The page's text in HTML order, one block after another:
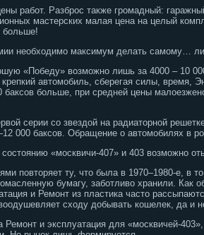
работ. Разброс также громадный:
мастерских малая цена на целый
больше!
необходимо максимум делать самому…
«Победу» возможно лишь за 4000 – 10
автомобиль, сберегая силы, время,
баксов больше, при средней цены
серии со звездой на радиаторной
000 баксов. Обращение о автомобилях в
«москвичи-407» и 403 возможно
повторяет ту, что была в 1970–1980-е, в
бумагу, заботливо хранили.
и Ремонт из пластика часто
сходу добывать кошелек, да и
Ремонт и эксплуатация для «москвичей-